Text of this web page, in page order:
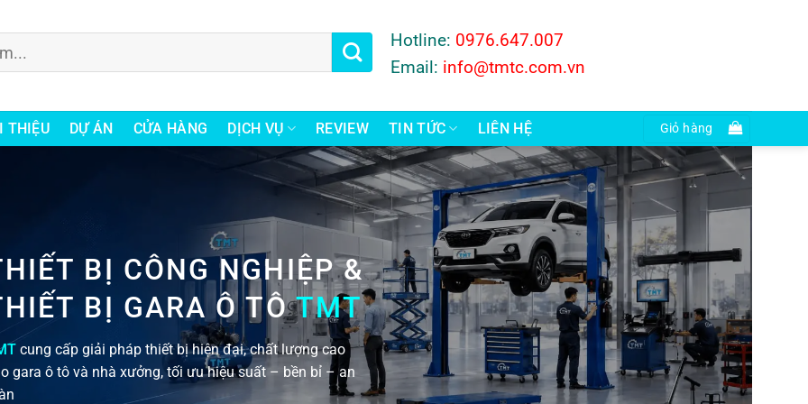
Hotline: 0976.647.007
Email: info@tmtc.com.vn
THIỆU DỰ ÁN CỬA HÀNG DỊCH VỤ REVIEW TIN TỨC LIÊN HỆ Giỏ hàng
BỊ CÔNG NGHIỆP &
BỊ GARA Ô TÔ TMT
cung cấp giải pháp thiết bị hiện đại, chất lượng cao
gara ô tô và nhà xưởng, tối ưu hiệu suất – bền bỉ – an